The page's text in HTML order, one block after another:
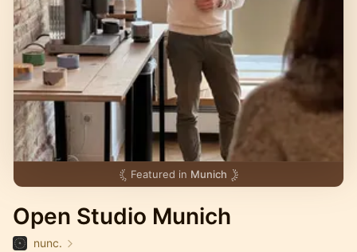
Featured in Munich
Open Studio Munich
nunc.